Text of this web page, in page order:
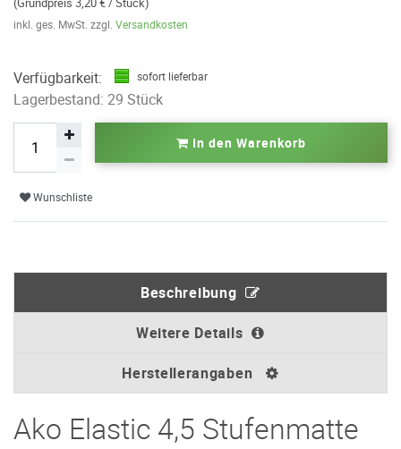
inkl. ges. MwSt. zzgl. Versandkosten
Verfügbarkeit: sofort lieferbar
Lagerbestand: 29 Stück
In den Warenkorb
Wunschliste
Beschreibung
Weitere Details
Herstellerangaben
Ako Elastic 4,5 Stufenmatte